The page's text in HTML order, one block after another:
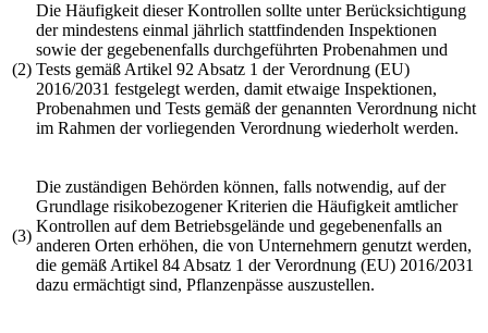
(2)
Die Häufigkeit dieser Kontrollen sollte unter Berücksichtigung
der mindestens einmal jährlich stattfindenden Inspektionen
sowie der gegebenenfalls durchgeführten Probenahmen und
Tests gemäß Artikel 92 Absatz 1 derVerordnung (EU)
2016/2031 festgelegt werden, damit etwaige Inspektionen,
Probenahmen und Tests gemäß der genannten Verordnung nicht
im Rahmen der vorliegenden Verordnung wiederholt werden.
(3)
Die zuständigen Behörden können, falls notwendig, auf der
Grundlage risikobezogener Kriterien die Häufigkeit amtlicher
Kontrollen auf dem Betriebsgelände und gegebenenfalls an
anderen Orten erhöhen, die von Unternehmern genutzt werden,
die gemäß Artikel 84 Absatz 1 derVerordnung (EU) 2016/2031
dazu ermächtigt sind, Pflanzenpässe auszustellen.